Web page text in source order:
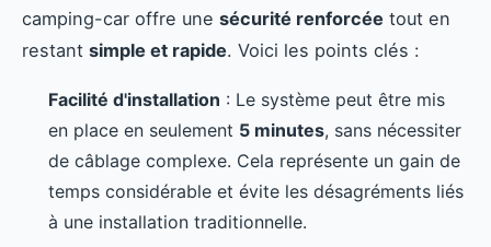
camping-car offre une sécurité renforcée tout en
restant simple et rapide. Voici les points clés :
Facilité d'installation : Le système peut être mis
en place en seulement 5 minutes, sans nécessiter
de câblage complexe. Cela représente un gain de
temps considérable et évite les désagréments liés
à une installation traditionnelle.